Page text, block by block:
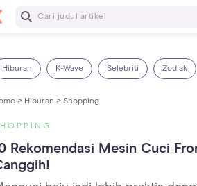
Baca Selanjutnya
Hiburan K-Wave Selebriti Zodiak
> Hiburan > Shopping
Rekomendasi Mesin Cuci